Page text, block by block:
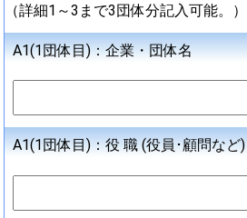
（詳細1～3まで3団体分記入可能。）
A1(1団体目)：企業・団体名
A1(1団体目)：役 職 (役員･顧問など)